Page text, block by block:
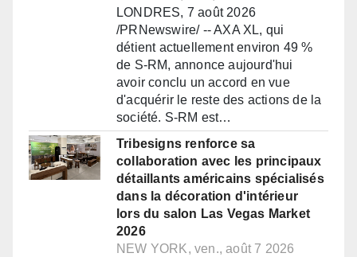
LONDRES, 7 août 2026
/PRNewswire/ -- AXA XL, qui
détient actuellement environ 49 %
de S-RM, annonce aujourd'hui
avoir conclu un accord en vue
d'acquérir le reste des actions de la
société. S-RM est…
Tribesigns renforce sa
collaboration avec les principaux
détaillants américains spécialisés
dans la décoration d'intérieur
lors du salon Las Vegas Market
2026
NEW YORK, ven., août 7 2026